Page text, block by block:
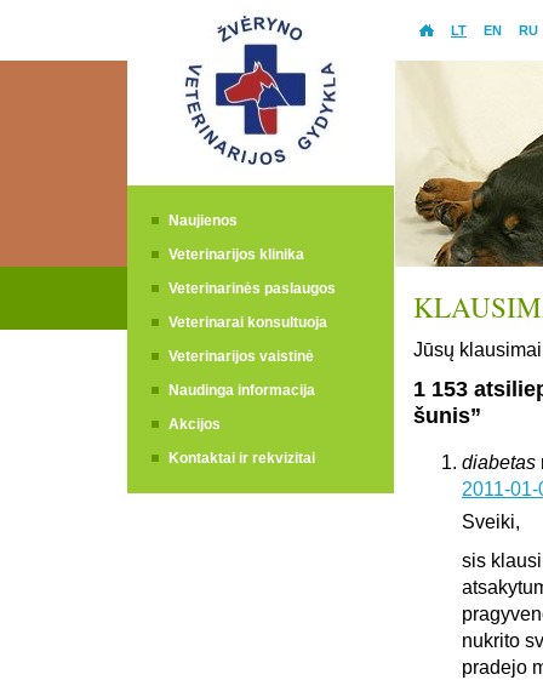
Naujienos
Veterinarijos klinika
Veterinarinės paslaugos
Veterinarai konsultuoja
Veterinarijos vaistinė
Naudinga informacija
Akcijos
Kontaktai ir rekvizitai
LT EN RU
Jūsų
1 153
šunis”
diabetas
2011-
Sveiki,
sis
nukrito
pradejo